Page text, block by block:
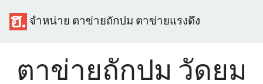
จำหน่าย ตาข่ายถักปม ตาข่ายแรงดึง
ตาข่ายถักปม วัดยม